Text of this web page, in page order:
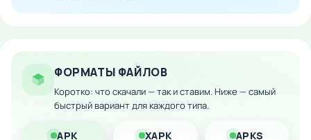
Полный доступ ко всему арсеналу
ненасильственного оружия
Ускоренное развитие персонажа
Без ограничений по ресурсам во время игры
ФОРМАТЫ ФАЙЛОВ
Коротко: что скачали — так и ставим. Ниже — самый
быстрый вариант для каждого типа.
APK XAPK APKS